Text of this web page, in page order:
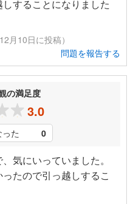
することになりました
月10日に投稿）
問題を報告する
の満足度
3.0
た 0
気にいっていました。
たので引っ越しするこ